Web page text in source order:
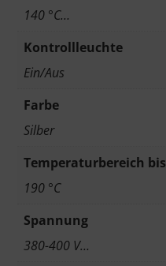
140 °C…
Kontrollleuchte
Ein/Aus
Farbe
Silber
Temperaturbereich bis
190 °C
Spannung
380-400 V…